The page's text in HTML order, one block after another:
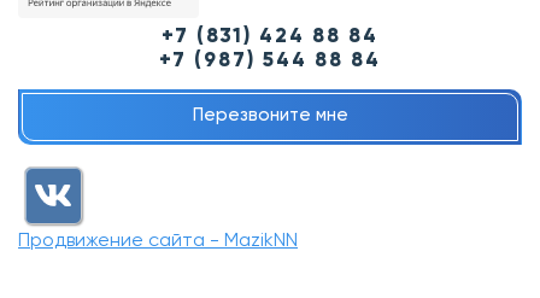
+7 (831) 424 88 84
+7 (987) 544 88 84
Перезвоните мне
Продвижение сайта - MazikNN